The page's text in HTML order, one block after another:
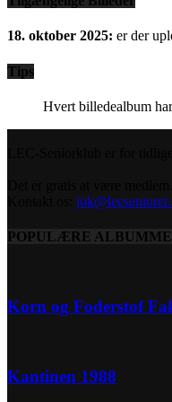
18. oktober 2025: er der
Tips
Hvert billedealbum
POPULÆRE
Korn og Foderstof
Kantinen 1988